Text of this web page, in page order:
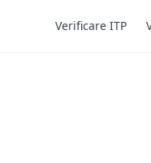
Verificare ITP